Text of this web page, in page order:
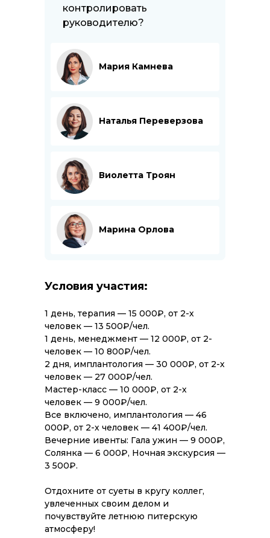
контролировать
руководителю?
Мария Камнева
Наталья Переверзова
Виолетта Троян
Марина Орлова
1 день, терапия — 15 000₽, от 2-х
человек — 13 500₽/чел.
1 день, менеджмент — 12 000₽, от 2-
человек — 10 800₽/чел.
2 дня, имплантология — 30 000₽, от 2-х
человек — 27 000₽/чел.
Мастер-класс — 10 000₽, от 2-х
человек — 9 000₽/чел.
Все включено, имплантология — 46
000₽, от 2-х человек — 41 400₽/чел.
Вечерние ивенты: Гала ужин — 9 000₽,
Солянка — 6 000₽, Ночная экскурсия —
3 500₽.
Отдохните от суеты в кругу коллег,
увлеченных своим делом и
почувствуйте летнюю питерскую
атмосферу!
Условия участия: